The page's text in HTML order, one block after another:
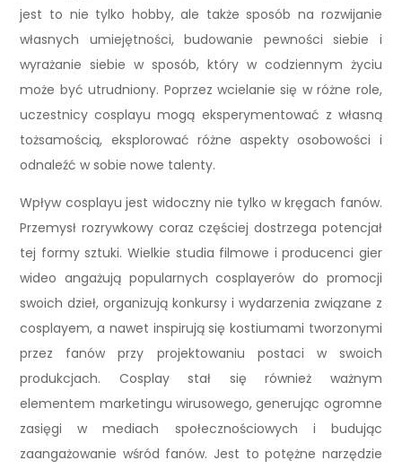
jest to nie tylko hobby, ale także sposób na rozwijanie
własnych umiejętności, budowanie pewności siebie i
wyrażanie siebie w sposób, który w codziennym życiu
może być utrudniony. Poprzez wcielanie się w różne role,
uczestnicy cosplayu mogą eksperymentować z własną
tożsamością, eksplorować różne aspekty osobowości i
odnaleźć w sobie nowe talenty.
Wpływ cosplayu jest widoczny nie tylko w kręgach fanów.
Przemysł rozrywkowy coraz częściej dostrzega potencjał
tej formy sztuki. Wielkie studia filmowe i producenci gier
wideo angażują popularnych cosplayerów do promocji
swoich dzieł, organizują konkursy i wydarzenia związane z
cosplayem, a nawet inspirują się kostiumami tworzonymi
przez fanów przy projektowaniu postaci w swoich
produkcjach. Cosplay stał się również ważnym
elementem marketingu wirusowego, generując ogromne
zasięgi w mediach społecznościowych i budując
zaangażowanie wśród fanów. Jest to potężne narzędzie